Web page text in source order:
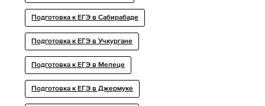
Подготовка к ЕГЭ в Сабирабаде
Подготовка к ЕГЭ в Учкургане
Подготовка к ЕГЭ в Мелеце
Подготовка к ЕГЭ в Джермуке